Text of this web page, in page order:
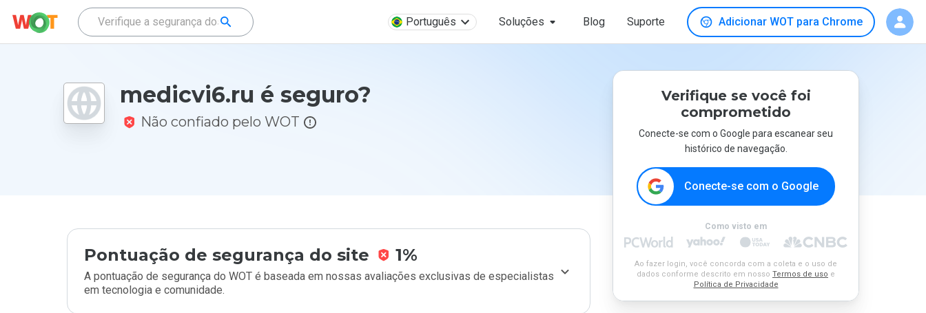
Português Soluções Blog Suporte Adicionar WOT para Chrome
medicvi6.ru é seguro?
Não confiado pelo WOT
Pontuação de segurança do site 1%
A pontuação de segurança do WOT é baseada em nossas avaliações exclusivas de especialistas
em tecnologia e comunidade.
Verifique se você foi
comprometido
Conecte-se com o Google para escanear seu
histórico de navegação.
Conecte-se com o Google
Como visto em
Ao fazer login, você concorda com a coleta e o uso de
dados conforme descrito em nosso Termos de uso e
Política de Privacidade